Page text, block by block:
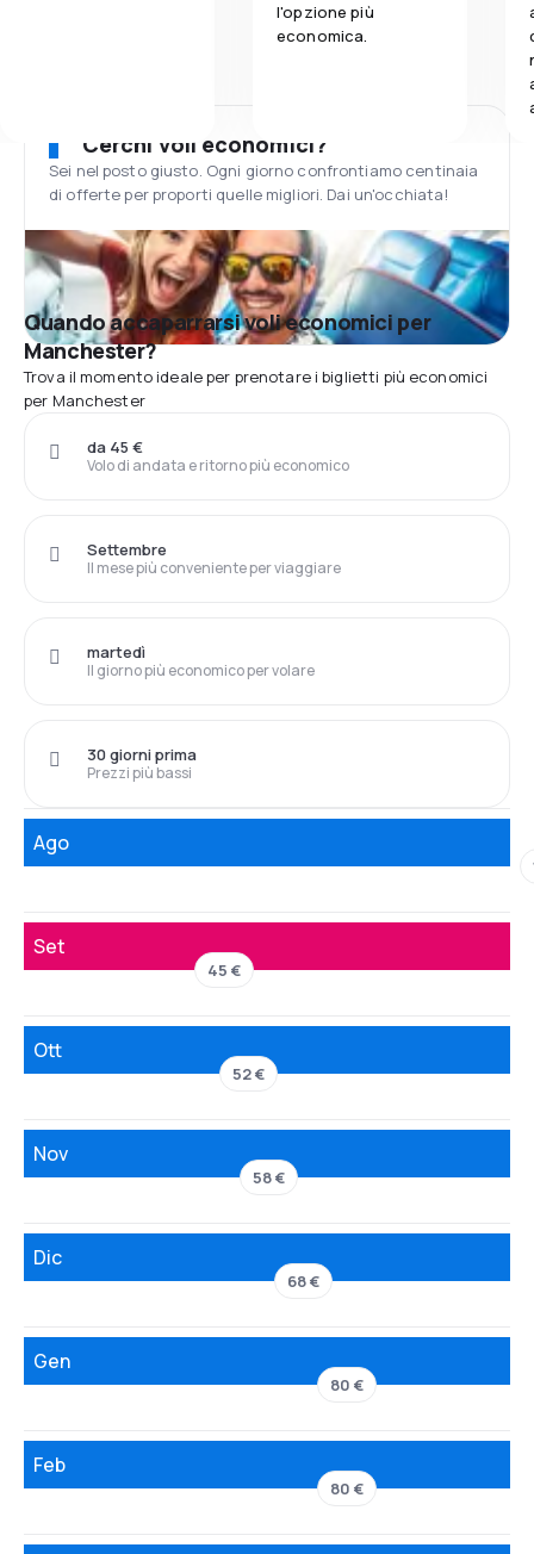
l'opzione più
economica.
Cerchi voli economici?
Sei nel posto giusto. Ogni giorno confrontiamo centinaia
di offerte per proporti quelle migliori. Dai un'occhiata!
Quando accaparrarsi voli economici per
Manchester?
Trova il momento ideale per prenotare i biglietti più economici
per Manchester
Volo di andata e ritorno più economico
da 45 €
Il mese più conveniente per viaggiare
Settembre
Il giorno più economico per volare
martedì
Prezzi più bassi
30 giorni prima
Ago
Set
45 €
Ott
52 €
Nov
58 €
Dic
68 €
Gen
80 €
Feb
80 €